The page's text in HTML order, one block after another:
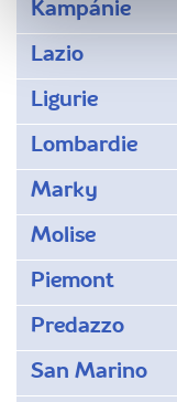
Kampánie
Lazio
Ligurie
Lombardie
Marky
Molise
Piemont
Predazzo
San Marino